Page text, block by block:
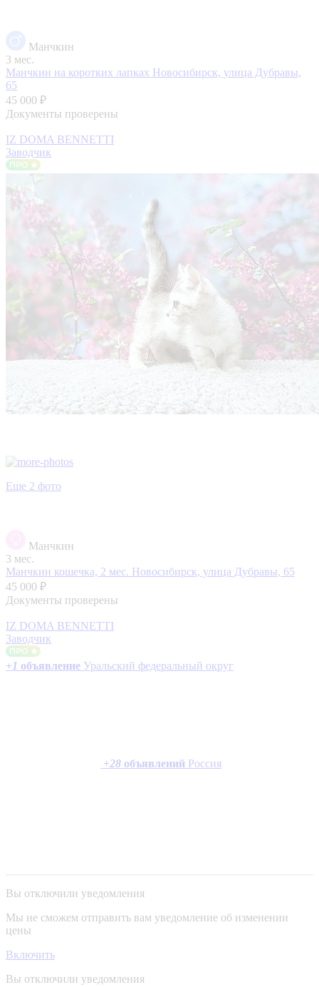
Манчкин
3 мес.
Манчкин на коротких лапках Новосибирск, улица Дубравы,
65
45 000 ₽
Документы проверены
IZ DOMA BENNETTI
Заводчик
Еще 2 фото
Манчкин
3 мес.
Манчкин кошечка, 2 мес. Новосибирск, улица Дубравы, 65
45 000 ₽
Документы проверены
IZ DOMA BENNETTI
Заводчик
+1 объявление Уральский федеральный округ
+28 объявлений Россия
Вы отключили уведомления
Мы не сможем отправить вам уведомление об изменении
цены
Включить
Вы отключили уведомления